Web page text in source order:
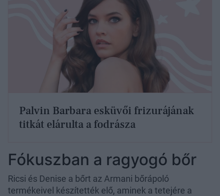
Palvin Barbara esküvői frizurájának
titkát elárulta a fodrásza
Fókuszban a ragyogó bőr
Ricsi és Denise a bőrt az Armani bőrápoló
termékeivel készítették elő, aminek a tetejére a